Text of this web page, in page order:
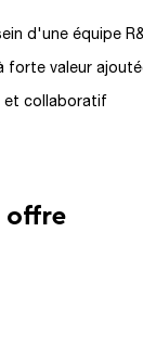
d'une équipe
forte valeur
et collaboratif
offre